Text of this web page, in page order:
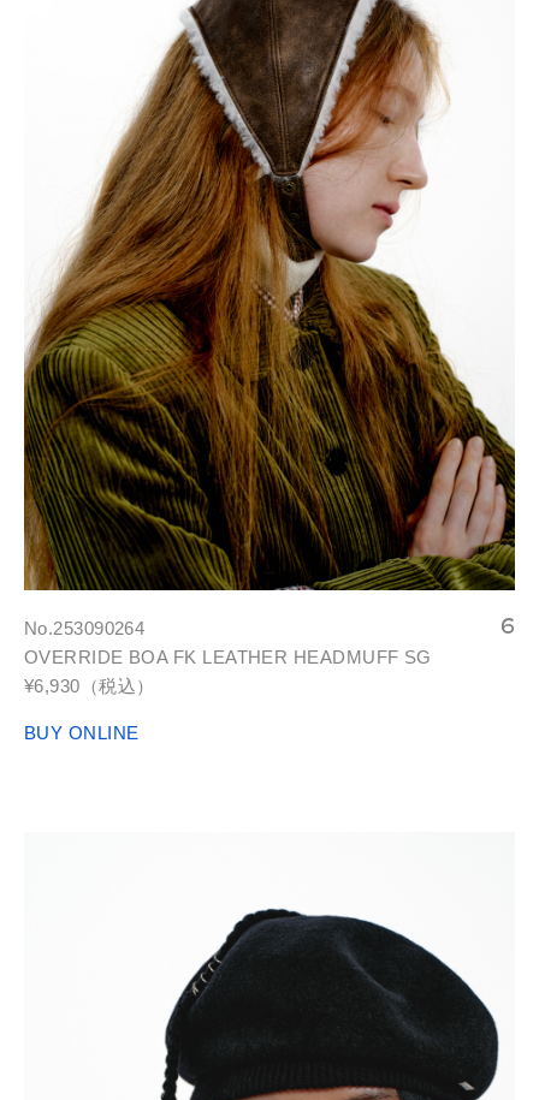
No.253090264
OVERRIDE BOA FK LEATHER HEADMUFF SG
¥6,930（税込）
BUY ONLINE